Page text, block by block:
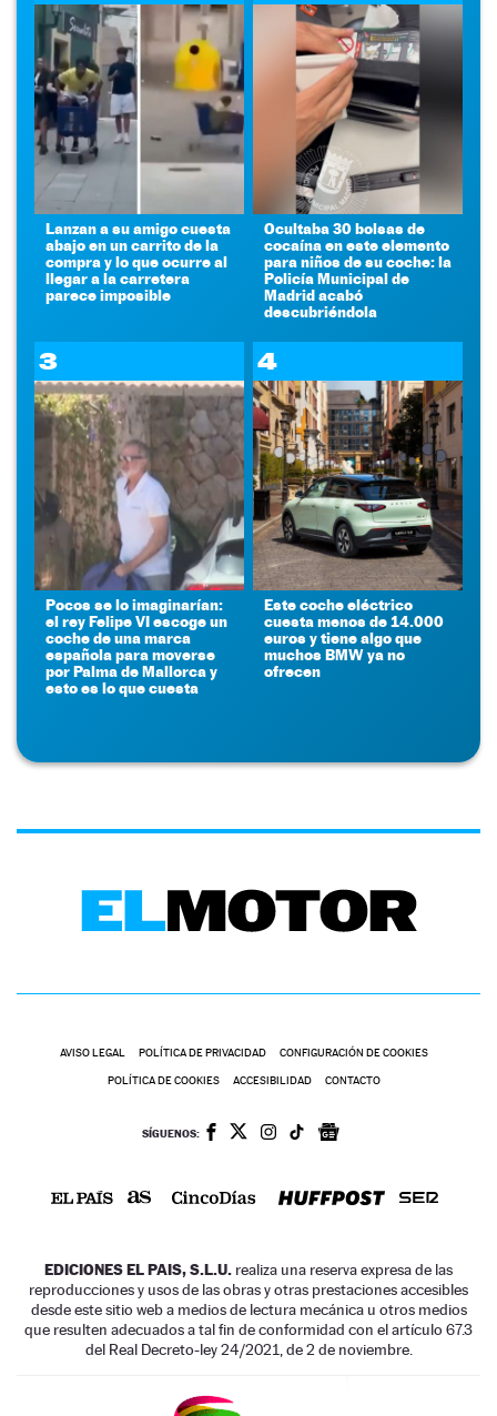
Lanzan a su amigo cuesta
abajo en un carrito de la
compra y lo que ocurre al
llegar a la carretera
parece imposible
Ocultaba 30 bolsas de
cocaína en este elemento
para niños de su coche: la
Policía Municipal de
Madrid acabó
descubriéndola
3
Pocos se lo imaginarían:
el rey Felipe VI escoge un
coche de una marca
española para moverse
por Palma de Mallorca y
esto es lo que cuesta
4
Este coche eléctrico
cuesta menos de 14.000
euros y tiene algo que
muchos BMW ya no
ofrecen
AVISO LEGAL POLÍTICA DE PRIVACIDAD CONFIGURACIÓN DE COOKIES
POLÍTICA DE COOKIES ACCESIBILIDAD CONTACTO
SÍGUENOS:
EDICIONES EL PAIS, S.L.U. realiza una reserva expresa de las
reproducciones y usos de las obras y otras prestaciones accesibles
desde este sitio web a medios de lectura mecánica u otros medios
que resulten adecuados a tal fin de conformidad con el artículo 67.3
del Real Decreto-ley 24/2021, de 2 de noviembre.